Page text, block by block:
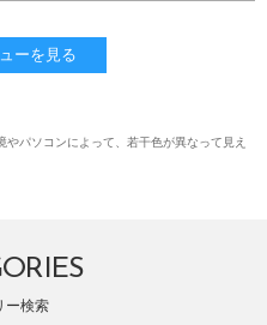
ーを見る
パソコンによって、若干色が異なって見え
ー検索